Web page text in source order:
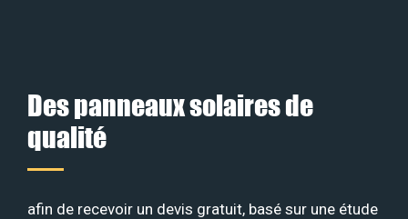
Des panneaux solaires de
qualité
afin de recevoir un devis gratuit, basé sur une étude